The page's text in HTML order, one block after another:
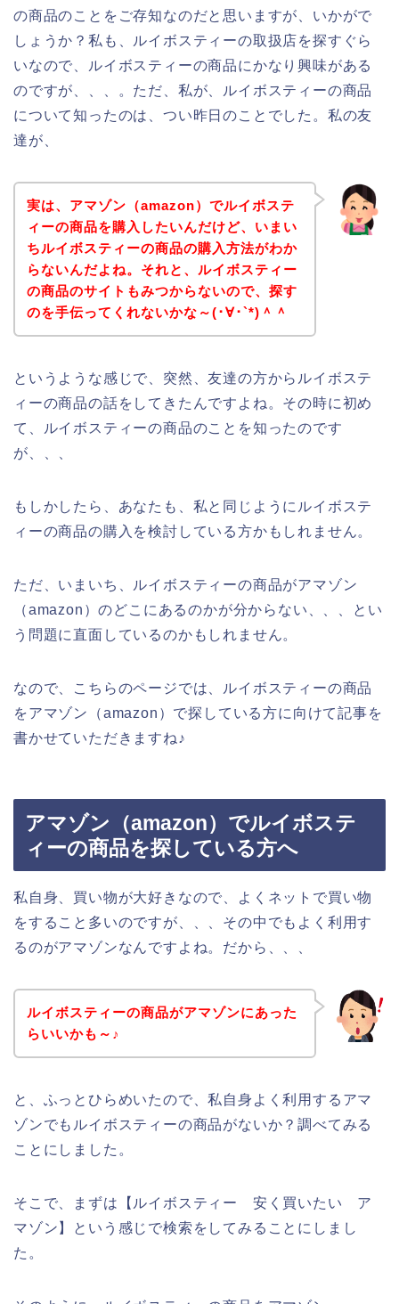
の商品のことをご存知なのだと思いますが、いかがで
しょうか？私も、ルイボスティーの取扱店を探すぐら
いなので、ルイボスティーの商品にかなり興味がある
のですが、、、。ただ、私が、ルイボスティーの商品
について知ったのは、つい昨日のことでした。私の友
達が、
実は、アマゾン（amazon）でルイボステ
ィーの商品を購入したいんだけど、いまい
ちルイボスティーの商品の購入方法がわか
らないんだよね。それと、ルイボスティー
の商品のサイトもみつからないので、探す
のを手伝ってくれないかな～(･∀･`*)＾＾
というような感じで、突然、友達の方からルイボステ
ィーの商品の話をしてきたんですよね。その時に初め
て、ルイボスティーの商品のことを知ったのです
が、、、
もしかしたら、あなたも、私と同じようにルイボステ
ィーの商品の購入を検討している方かもしれません。
ただ、いまいち、ルイボスティーの商品がアマゾン
（amazon）のどこにあるのかが分からない、、、とい
う問題に直面しているのかもしれません。
なので、こちらのページでは、ルイボスティーの商品
をアマゾン（amazon）で探している方に向けて記事を
書かせていただきますね♪
アマゾン（amazon）でルイボステ
ィーの商品を探している方へ
私自身、買い物が大好きなので、よくネットで買い物
をすること多いのですが、、、その中でもよく利用す
るのがアマゾンなんですよね。だから、、、
ルイボスティーの商品がアマゾンにあった
らいいかも～♪
と、ふっとひらめいたので、私自身よく利用するアマ
ゾンでもルイボスティーの商品がないか？調べてみる
ことにしました。
そこで、まずは【ルイボスティー 安く買いたい ア
マゾン】という感じで検索をしてみることにしまし
た。